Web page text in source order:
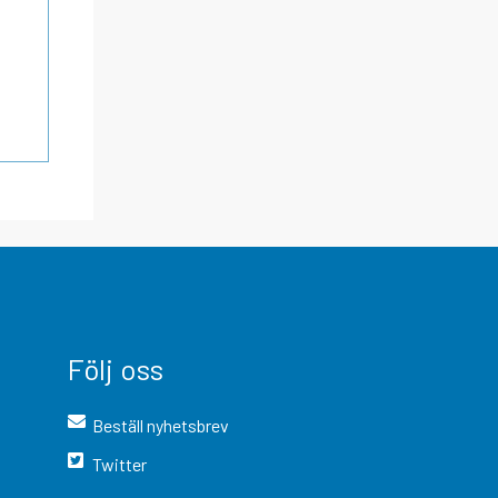
Följ oss
Beställ nyhetsbrev
Twitter